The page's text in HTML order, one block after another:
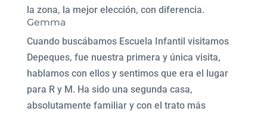
la zona, la mejor elección, con diferencia.
Gemma
Cuando buscábamos Escuela Infantil visitamos
Depeques, fue nuestra primera y única visita,
hablamos con ellos y sentimos que era el lugar
para R y M. Ha sido una segunda casa,
absolutamente familiar y con el trato más